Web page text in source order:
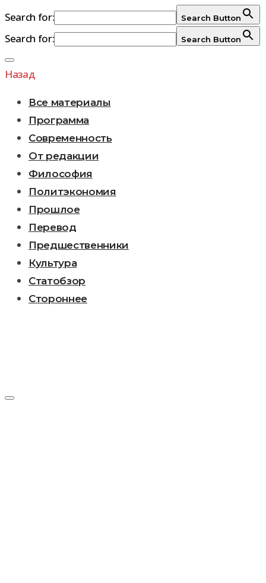
Search for: Search Button
Search for: Search Button
Перейти
к
Назад
Все материалы
Программа
Современность
От редакции
Философия
Политэкономия
Прошлое
Перевод
Предшественники
Культура
Статобзор
Стороннее